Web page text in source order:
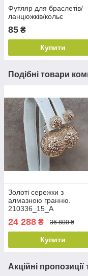
Футляр для браслетів/
ланцюжків/кольє
85 ₴
Купити
Подібні товари
Золоті сережки з
алмазною гранню.
210336_15_А
24 288 ₴ 36 800 ₴
Купити
Акційні